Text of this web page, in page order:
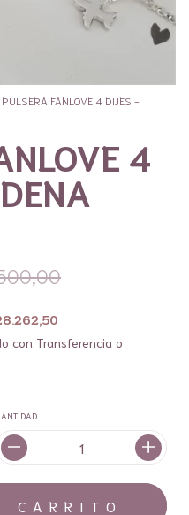
PULSERA FANLOVE 4 DIJES -
4
con Transferencia o